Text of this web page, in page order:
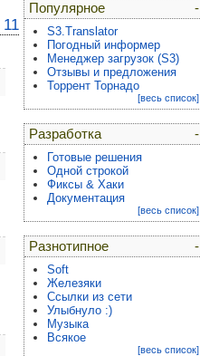
11
-
Популярное
S3.Translator
Погодный информер
Менеджер загрузок (S3)
Отзывы и предложения
Торрент Торнадо
[весь список]
-
Разработка
Готовые решения
Одной строкой
Фиксы & Хаки
Документация
[весь список]
-
Разнотипное
Soft
Железяки
Ссылки из сети
Улыбнуло :)
Музыка
Всякое
[весь список]